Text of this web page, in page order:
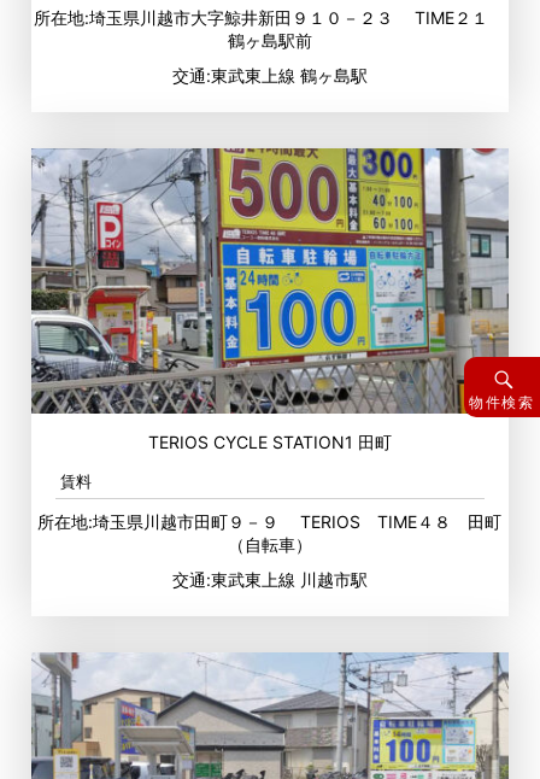
所在地:埼玉県川越市大字鯨井新田９１０－２３ TIME２１
鶴ヶ島駅前
交通:東武東上線 鶴ヶ島駅
TERIOS CYCLE STATION1 田町
賃料
所在地:埼玉県川越市田町９－９ TERIOS TIME４８ 田町
（自転車）
交通:東武東上線 川越市駅
物件検索